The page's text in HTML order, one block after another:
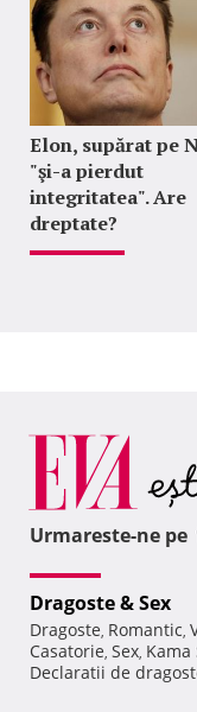
Elon, supărat pe
"şi-a pierdut
integritatea". Are
dreptate?
Urmareste-ne pe
Dragoste & Sex
Dragoste, Romantic,
Casatorie, Sex, Kama
Declaratii de